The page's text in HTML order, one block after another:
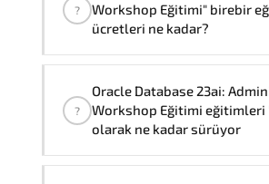
?
Workshop Eğitimi" birebir
ücretleri ne kadar?
Workshop Eğitimi"
grup olmak üzere iki farklı
?
Oracle Database 23ai:
Workshop Eğitimi eğitimleri
olarak ne kadar sürüyor
Oracle Database 23ai: